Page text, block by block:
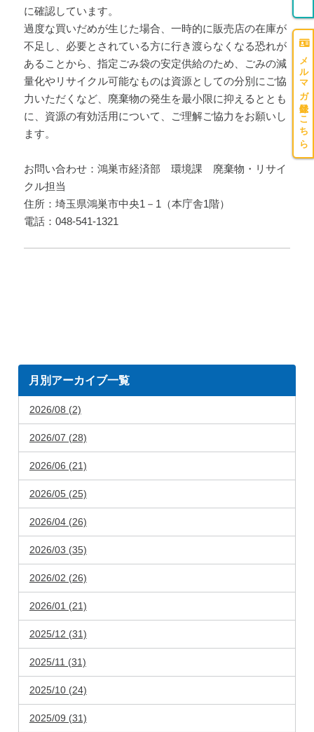
に確認しています。
過度な買いだめが生じた場合、一時的に販売店の在庫が
不足し、必要とされている方に行き渡らなくなる恐れが
あることから、指定ごみ袋の安定供給のため、ごみの減
量化やリサイクル可能なものは資源としての分別にご協
力いただくなど、廃棄物の発生を最小限に抑えるととも
に、資源の有効活用について、ご理解ご協力をお願いし
ます。
お問い合わせ：鴻巣市経済部 環境課 廃棄物・リサイ
クル担当
住所：埼玉県鴻巣市中央1－1（本庁舎1階）
電話：048-541-1321
月別アーカイブ一覧
2026/08 (2)
2026/07 (28)
2026/06 (21)
2026/05 (25)
2026/04 (26)
2026/03 (35)
2026/02 (26)
2026/01 (21)
2025/12 (31)
2025/11 (31)
2025/10 (24)
2025/09 (31)
メルマガ登録はこちら